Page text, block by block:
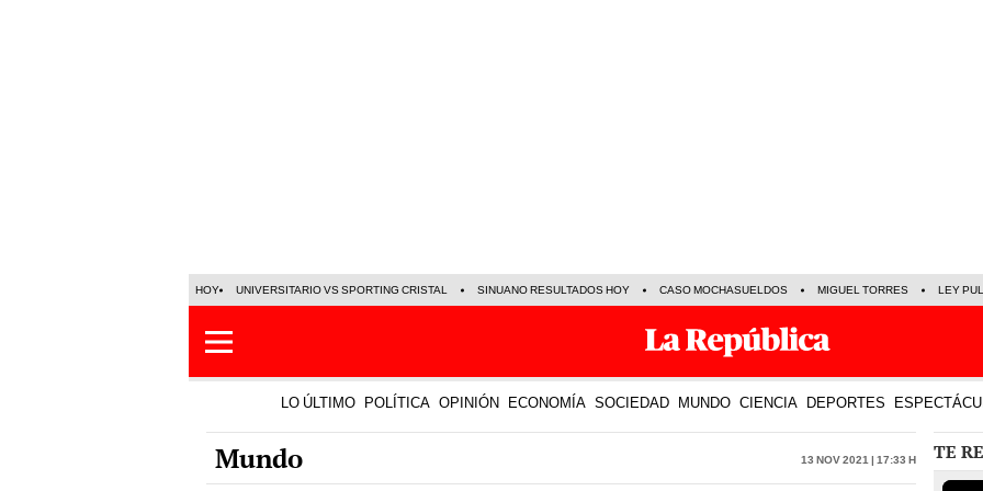
HOY UNIVERSITARIO VS SPORTING CRISTAL SINUANO RESULTADOS HOY CASO MOCHASUELDOS MIGUEL TORRES LEY
LO ÚLTIMO POLÍTICA OPINIÓN ECONOMÍA SOCIEDAD MUNDO CIENCIA DEPORTES
Mundo 13 Nov 2021 | 17:33 h TE